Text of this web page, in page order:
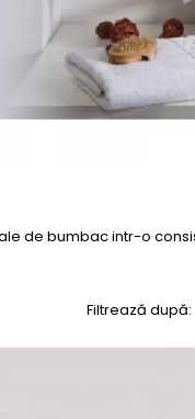
de bumbac intr-o
Filtrează după: